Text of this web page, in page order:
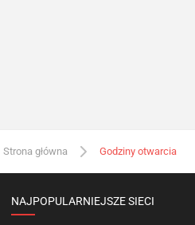
Strona główna Godziny otwarcia
NAJPOPULARNIEJSZE SIECI